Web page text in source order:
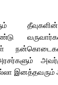
இனத்தவரும்